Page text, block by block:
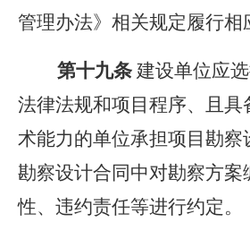
管理办法》相关规定履行相
第十九条 建设单位应
法律法规和项目程序、且具
术能力的单位承担项目勘察
勘察设计合同中对勘察方案
性、违约责任等进行约定。